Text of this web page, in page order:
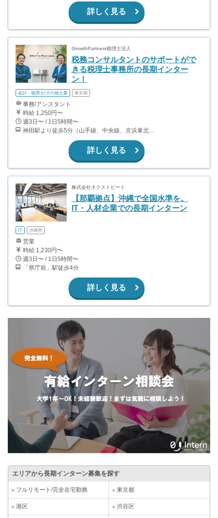
詳しく見る
GrowthPartners税理士法人
税務コンサルタントのサポートがで
きる税理士事務所の長期インター
ン！
会計・税理士/その他士業 東京都
事務/アシスタント
時給 1,250円〜
週3日〜 / 1日5時間〜
神田駅より徒歩5分（山手線、中央線、京浜東北線、銀座線）新日本橋駅より徒歩1分（総武線）／三越前駅より徒歩2分（銀座線、半蔵門線）／小伝馬町駅より徒歩10分（日比谷線）
詳しく見る
株式会社ネクストビート
【那覇拠点】沖縄で全国水準を。
IT・人材企業での長期インターン
IT 沖縄県
営業
時給 1,230円〜
週3日〜 / 1日5時間〜
「県庁前」駅徒歩4分
詳しく見る
エリアから長期インターン募集を探す
フルリモート/完全在宅勤務 東京都
港区 渋谷区